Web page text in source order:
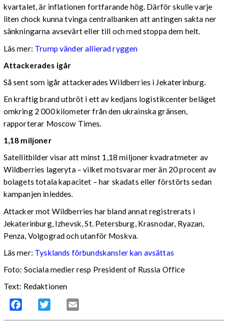
kvartalet, är inflationen fortfarande hög. Därför skulle varje
liten chock kunna tvinga centralbanken att antingen sakta ner
sänkningarna avsevärt eller till och med stoppa dem helt.
Läs mer: Trump vänder allierad ryggen
Attackerades igår
Så sent som igår attackerades Wildberries i Jekaterinburg.
En kraftig brand utbröt i ett av kedjans logistikcenter beläget
omkring 2 000 kilometer från den ukrainska gränsen,
rapporterar Moscow Times.
1,18 miljoner
Satellitbilder visar att minst 1,18 miljoner kvadratmeter av
Wildberries lageryta – vilket motsvarar mer än 20 procent av
bolagets totala kapacitet – har skadats eller förstörts sedan
kampanjen inleddes.
Attacker mot Wildberries har bland annat registrerats i
Jekaterinburg, Izhevsk, St. Petersburg, Krasnodar, Ryazan,
Penza, Volgograd och utanför Moskva.
Läs mer: Tysklands förbundskansler kan avsättas
Foto: Sociala medier resp President of Russia Office
Text: Redaktionen
Facebook Twitter